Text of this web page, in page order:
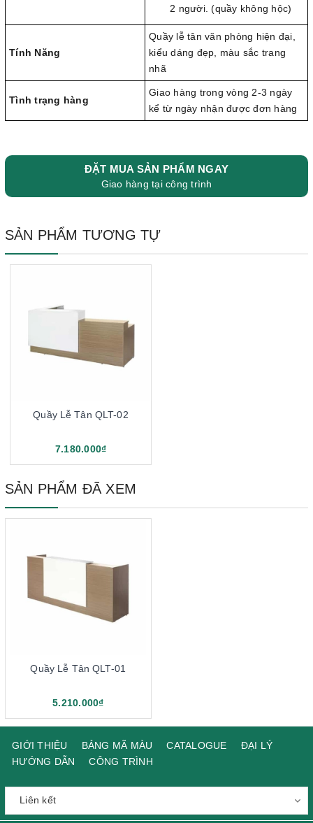
2 người. (quầy không hộc)
Tính Năng
Quầy lễ tân văn phòng hiện đại,
kiểu dáng đẹp, màu sắc trang
nhã
Tình trạng hàng
Giao hàng trong vòng 2-3 ngày
kể từ ngày nhận được đơn hàng
ĐẶT MUA SẢN PHẨM NGAY
Giao hàng tại công trình
SẢN PHẨM TƯƠNG TỰ
Quầy Lễ Tân QLT-02
7.180.000₫
SẢN PHẨM ĐÃ XEM
Quầy Lễ Tân QLT-01
5.210.000₫
GIỚI THIỆU BẢNG MÃ MÀU CATALOGUE
ĐẠI LÝ
HƯỚNG DẪN
CÔNG TRÌNH